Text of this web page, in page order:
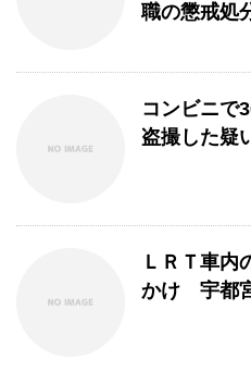
職の懲戒
コンビニで
盗撮した疑
ＬＲＴ車内
かけ 宇都